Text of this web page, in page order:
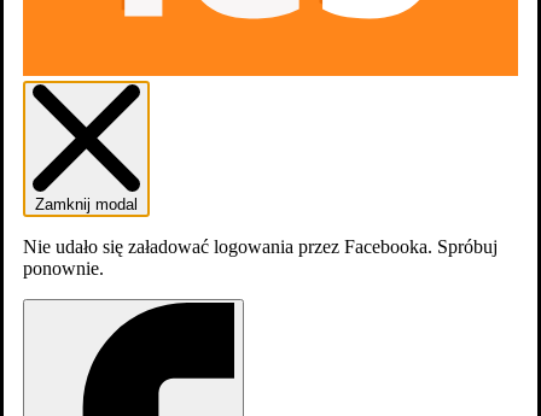
Zdjęcia
Zamknij modal
Nie udało się załadować logowania przez Facebooka. Spróbuj
ponownie.